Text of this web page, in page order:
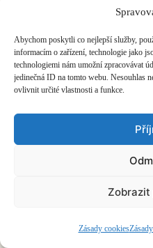
Abychom poskytli co nejlepší služby,
informacím o zařízení, technologie jako
technologiemi nám umožní zpracovávat
jedinečná ID na tomto webu. Nesouhlas
ovlivnit určité vlastnosti a funkce.
Zobrazit
Zásady cookies
ČASOPIS O JINÉ HUDBĚ |
©2026 HISvoice –